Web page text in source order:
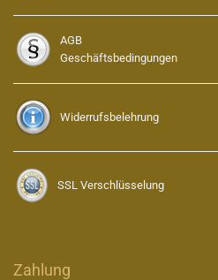
AGB
Geschäftsbedingungen
Widerrufsbelehrung
SSL Verschlüsselung
Zahlung